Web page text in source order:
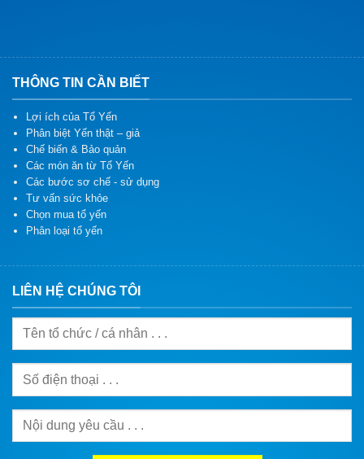
THÔNG TIN CẦN BIẾT
Lợi ích của Tổ Yến
Phân biệt Yến thật – giả
Chế biến & Bảo quản
Các món ăn từ Tổ Yến
Các bước sơ chế - sử dụng
Tư vấn sức khỏe
Chọn mua tổ yến
Phân loại tổ yến
LIÊN HỆ CHÚNG TÔI